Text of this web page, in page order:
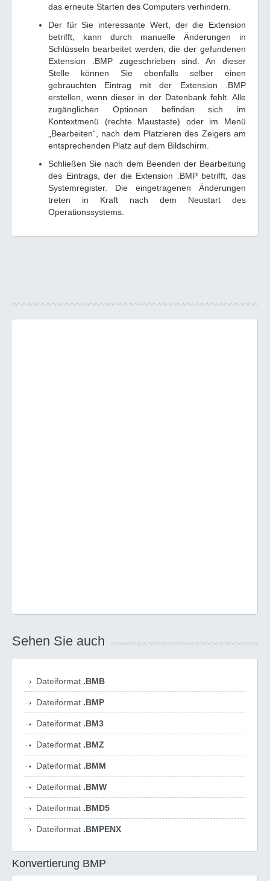
das erneute Starten des Computers verhindern.
Der für Sie interessante Wert, der die Extension
betrifft, kann durch manuelle Änderungen in
Schlüsseln bearbeitet werden, die der gefundenen
Extension .BMP zugeschrieben sind. An dieser
Stelle können Sie ebenfalls selber einen
gebrauchten Eintrag mit der Extension .BMP
erstellen, wenn dieser in der Datenbank fehlt. Alle
zugänglichen Optionen befinden sich im
Kontextmenü (rechte Maustaste) oder im Menü
„Bearbeiten“, nach dem Platzieren des Zeigers am
entsprechenden Platz auf dem Bildschirm.
Schließen Sie nach dem Beenden der Bearbeitung
des Eintrags, der die Extension .BMP betrifft, das
Systemregister. Die eingetragenen Änderungen
treten in Kraft nach dem Neustart des
Operationssystems.
Sehen Sie auch
Dateiformat .BMB
Dateiformat .BMP
Dateiformat .BM3
Dateiformat .BMZ
Dateiformat .BMM
Dateiformat .BMW
Dateiformat .BMD5
Dateiformat .BMPENX
Konvertierung BMP